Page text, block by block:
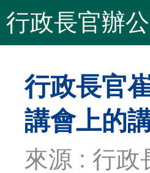
行政長官辦
行政長官
講會上的
來源 : 行政